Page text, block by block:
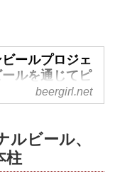
ールプロジェ
ルを通じてピ
動を応援しよ
子
コミュニティ
、ビールを通じ
動を応援するプ
beergirl.net
ビール、
柱